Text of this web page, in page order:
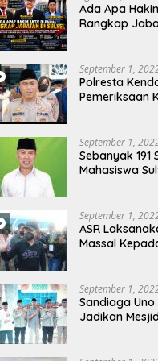
Ada Apa
Rangkap
PERJOSI
Turun Tangan
September 1,
Polresta
Pemeriksaan
September 1,
Sebanyak 191
Mahasiswa
September 1,
ASR
Massal
September 1,
Sandiaga Uno
Jadikan